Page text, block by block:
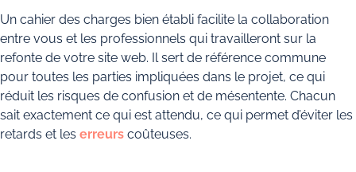
Un cahier des charges bien établi facilite la collaboration
entre vous et les professionnels qui travailleront sur la
refonte de votre site web. Il sert de référence commune
pour toutes les parties impliquées dans le projet, ce qui
réduit les risques de confusion et de mésentente. Chacun
sait exactement ce qui est attendu, ce qui permet d’éviter les
retards et les erreurs coûteuses.